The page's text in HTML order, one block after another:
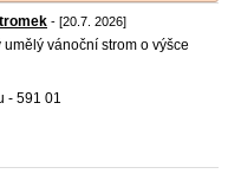
- [20.7. 2026]
umělý vánoční strom o výšce
- 591 01